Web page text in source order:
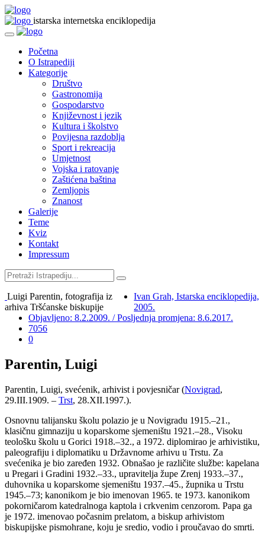
istarska internetska enciklopedija
Početna
O Istrapediji
Kategorije
Društvo
Gastronomija
Gospodarstvo
Književnost i jezik
Kultura i školstvo
Povijesna razdoblja
Sport i rekreacija
Umjetnost
Vojska i ratovanje
Zaštićena baština
Zemljopis
Znanost
Galerije
Teme
Kviz
Kontakt
Impressum
Luigi Parentin, fotografija iz
arhiva Tršćanske biskupije
Ivan Grah, Istarska enciklopedija,
2005.
Objavljeno: 8.2.2009. / Posljednja promjena: 8.6.2017.
7056
0
Parentin, Luigi
Parentin, Luigi, svećenik, arhivist i povjesničar (Novigrad,
29.III.1909. – Trst, 28.XII.1997.).
Osnovnu talijansku školu polazio je u Novigradu 1915.–21.,
klasičnu gimnaziju u koparskome sjemeništu 1921.–28., Visoku
teološku školu u Gorici 1918.–32., a 1972. diplomirao je arhivistiku,
paleografiju i diplomatiku u Državnome arhivu u Trstu. Za
svećenika je bio zaređen 1932. Obnašao je različite službe: kapelana
u Pregari i Gradini 1932.–33., upravitelja župe Zrenj 1933.–37.,
duhovnika u koparskome sjemeništu 1937.–45., župnika u Trstu
1945.–73; kanonikom je bio imenovan 1965. te 1973. kanonikom
pokorničarom katedralnoga kaptola i crkvenim cenzorom. Papa ga
je 1972. imenovao počasnim prelatom, a biskup arhivistom
biskupijske pismohrane, koju je sredio, vodio i proučavao do smrti.